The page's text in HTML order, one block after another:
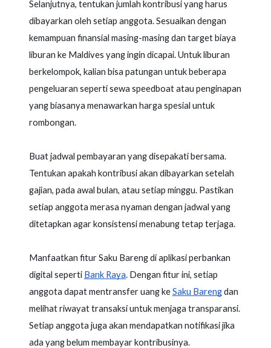
Selanjutnya, tentukan jumlah kontribusi yang harus
dibayarkan oleh setiap anggota. Sesuaikan dengan
kemampuan finansial masing-masing dan target biaya
liburan ke Maldives yang ingin dicapai. Untuk liburan
berkelompok, kalian bisa patungan untuk beberapa
pengeluaran seperti sewa speedboat atau penginapan
yang biasanya menawarkan harga spesial untuk
rombongan.
Buat jadwal pembayaran yang disepakati bersama.
Tentukan apakah kontribusi akan dibayarkan setelah
gajian, pada awal bulan, atau setiap minggu. Pastikan
setiap anggota merasa nyaman dengan jadwal yang
ditetapkan agar konsistensi menabung tetap terjaga.
Manfaatkan fitur Saku Bareng di aplikasi perbankan
digital seperti Bank Raya. Dengan fitur ini, setiap
anggota dapat mentransfer uang keSaku Barengdan
melihat riwayat transaksi untuk menjaga transparansi.
Setiap anggota juga akan mendapatkan notifikasi jika
ada yang belum membayar kontribusinya.